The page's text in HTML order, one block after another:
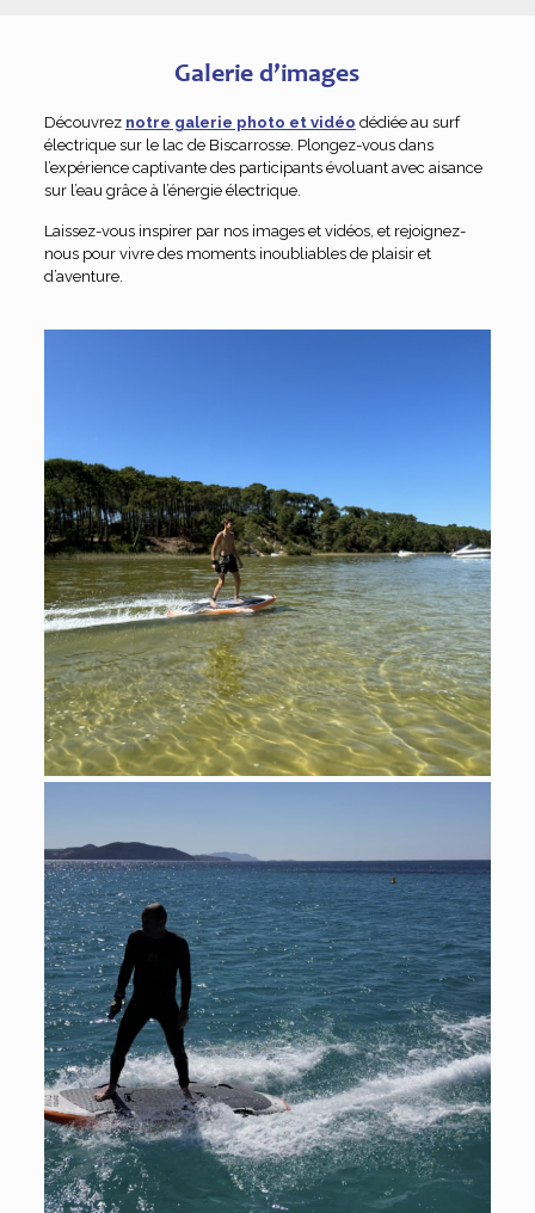
Galerie d’images
Découvrez notre galerie photo et vidéo dédiée au surf
électrique sur le lac de Biscarrosse. Plongez-vous dans
l’expérience captivante des participants évoluant avec aisance
sur l’eau grâce à l’énergie électrique.
Laissez-vous inspirer par nos images et vidéos, et rejoignez-
nous pour vivre des moments inoubliables de plaisir et
d’aventure.